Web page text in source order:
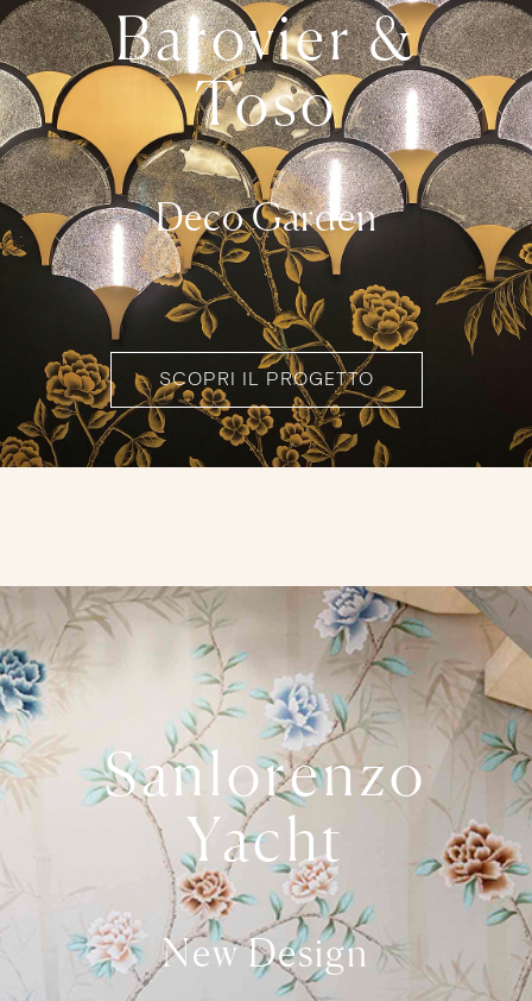
Barovier &
Toso
Deco Garden
SCOPRI IL PROGETTO
Sanlorenzo
Yacht
New Design